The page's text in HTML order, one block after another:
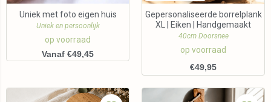
Uniek met foto eigen huis
Uniek en persoonlijk
op voorraad
Vanaf €49,45
Gepersonaliseerde borrelplank
XL | Eiken | Handgemaakt
40cm Doorsnee
op voorraad
€49,95